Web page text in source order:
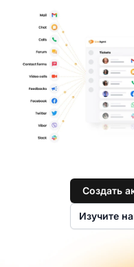
Создать
Изучите